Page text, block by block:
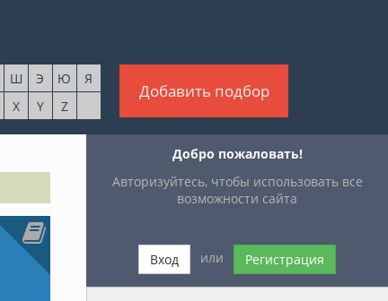
Ш Э Ю
Я
X Y Z
Добавить подбор
Добро пожаловать!
Авторизуйтесь, чтобы использовать все
возможности сайта
Вход или Регистрация